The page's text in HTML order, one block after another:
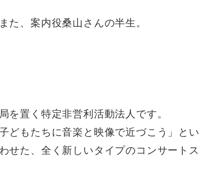
た、案内役桑山さんの半生。
を置く特定非営利活動法人です。
どもたちに音楽と映像で近づこう」と
せた、全く新しいタイプのコンサート